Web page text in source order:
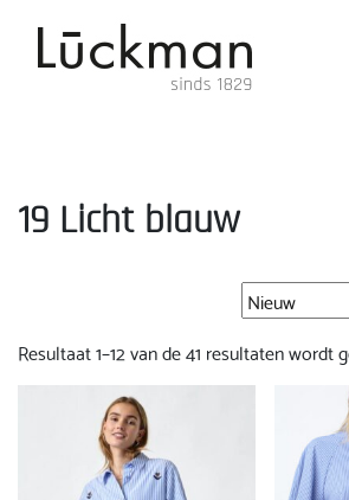
19 Licht blauw
Resultaat 1–12 van de 41 resultaten wordt